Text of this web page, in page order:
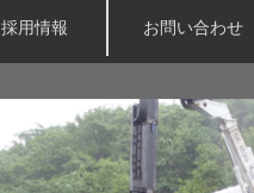
採用情報 お問い合わせ